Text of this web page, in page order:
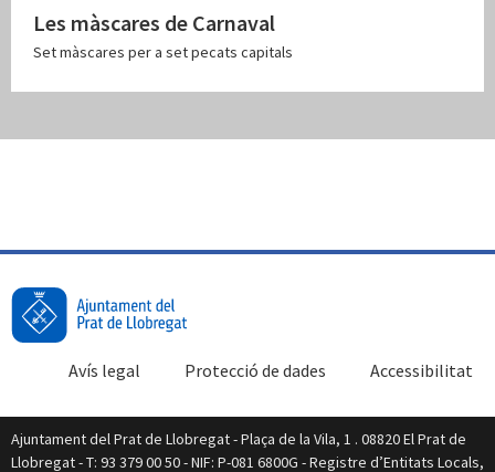
Les màscares de Carnaval
Set màscares per a set pecats capitals
Accessibilitat
Protecció de dades
Avís legal
Ajuntament del Prat de Llobregat - Plaça de la Vila, 1 . 08820 El Prat de
Llobregat - T: 93 379 00 50 - NIF: P-081 6800G - Registre d’Entitats Locals,